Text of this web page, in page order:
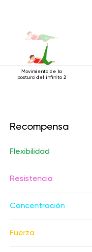
Movimiento de la
postura del infinito 2
Recompensa
Flexibilidad
Resistencia
Concentración
Fuerza